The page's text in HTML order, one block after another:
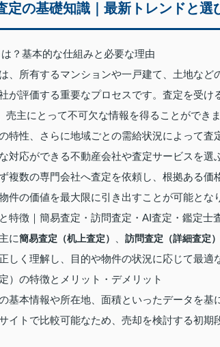
定の基礎知識｜最新トレンドと選
？基本的な仕組みと必要な理由
、所有するマンションや一戸建て、土地な
が評価する重要なプロセスです。査定を受け
売主にとって不可欠な情報を得ることができま
特性、さらに地域ごとの需給状況によって
対応ができる不動産会社や査定サービスを
複数の専門会社へ査定を依頼し、根拠ある
件の価値を最大限に引き出すことが可能とな
特徴｜簡易査定・訪問査定・AI査定・鑑定士
に簡易査定（机上査定） 訪問査定（詳細査定）
しく理解し、目的や物件の状況に応じて最適
）の特徴とメリット・デメリット
基本情報や所在地、面積といったデータを
イトで比較可能なため、売却を検討する初